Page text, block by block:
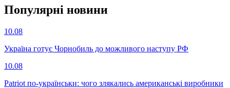
Популярнi новини
10.08
Україна готує Чорнобиль до можливого наступу РФ
10.08
Patriot по-українськи: чого злякались американські виробники